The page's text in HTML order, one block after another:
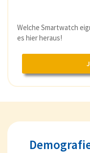
Welche Smartwatch
es hier heraus!